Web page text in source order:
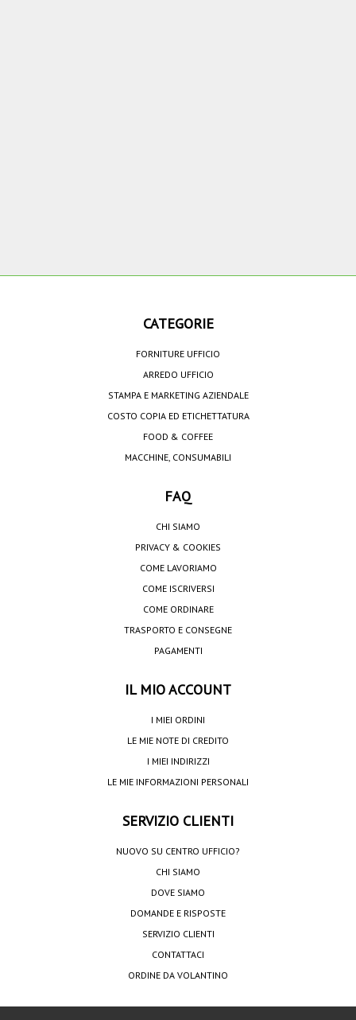
CATEGORIE
FORNITURE UFFICIO
ARREDO UFFICIO
STAMPA E MARKETING AZIENDALE
COSTO COPIA ED ETICHETTATURA
FOOD & COFFEE
MACCHINE, CONSUMABILI
FAQ
CHI SIAMO
PRIVACY & COOKIES
COME LAVORIAMO
COME ISCRIVERSI
COME ORDINARE
TRASPORTO E CONSEGNE
PAGAMENTI
IL MIO ACCOUNT
I MIEI ORDINI
LE MIE NOTE DI CREDITO
I MIEI INDIRIZZI
LE MIE INFORMAZIONI PERSONALI
SERVIZIO CLIENTI
NUOVO SU CENTRO UFFICIO?
CHI SIAMO
DOVE SIAMO
DOMANDE E RISPOSTE
SERVIZIO CLIENTI
CONTATTACI
ORDINE DA VOLANTINO